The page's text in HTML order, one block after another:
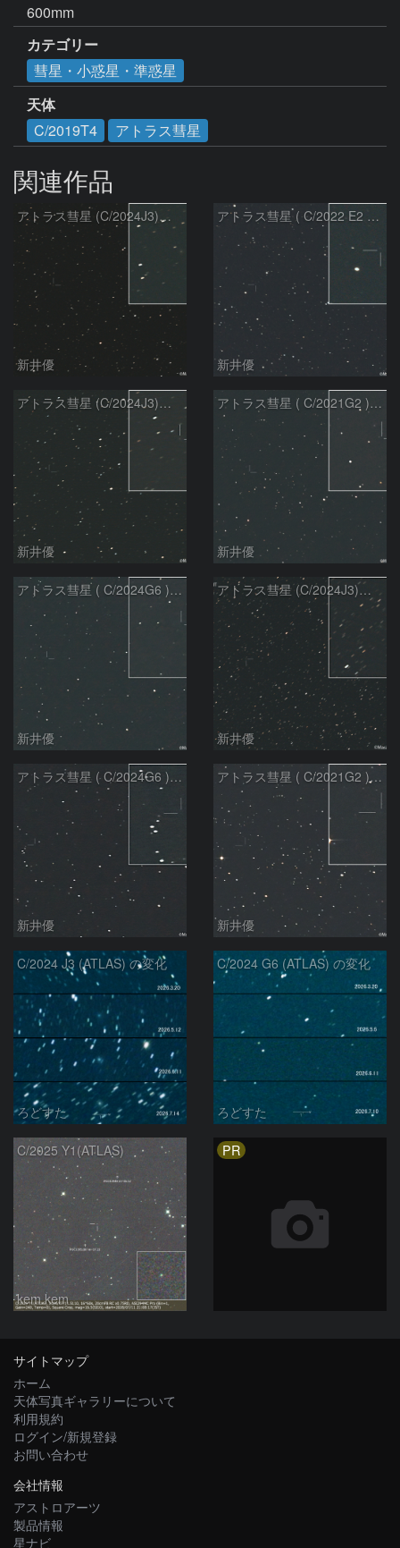
600mm
カテゴリー
彗星・小惑星・準惑星
天体
C/2019T4
アトラス彗星
関連作品
アトラス彗星 (C/2024J3)：2026/08/05
新井優
アトラス彗星 ( C/2022 E2 )：2026/07/27
新井優
アトラス彗星 (C/2024J3)：2026/07/26
新井優
アトラス彗星 ( C/2021G2 )：2026/07/09
新井優
アトラス彗星 ( C/2024G6 )：2026/07/09
新井優
アトラス彗星 (C/2024J3)：2026/07/09
新井優
アトラス彗星 ( C/2024G6 )：2026/07/08
新井優
アトラス彗星 ( C/2021G2 )：2026/07/08
新井優
C/2024 J3 (ATLAS) の変化
ろどすた
C/2024 G6 (ATLAS) の変化
ろどすた
C/2025 Y1(ATLAS)
kem.kem
PR
サイトマップ
ホーム
天体写真ギャラリーについて
利用規約
ログイン/新規登録
お問い合わせ
会社情報
アストロアーツ
製品情報
星ナビ